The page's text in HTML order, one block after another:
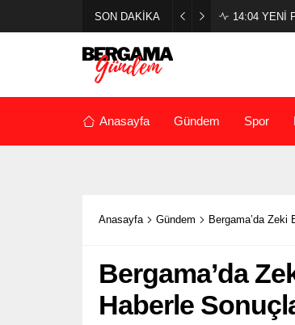
SON DAKİKA 14:04 YENİ
Anasayfa Gündem Spor
Anasayfa Gündem Bergama’da Zeki
Bergama’da
Haberle